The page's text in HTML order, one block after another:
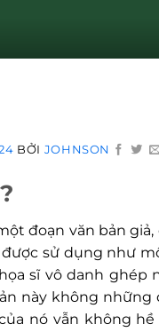
BỞI JOHNSON
đoạn văn bản
sử dụng như
sĩ vô danh
này không
nó vẫn không